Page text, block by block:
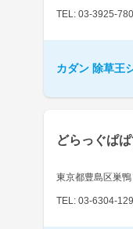
TEL: 03-3925-
カダン 除草王
どらっぐぱ
東京都豊島区巣鴨
TEL: 03-6304-